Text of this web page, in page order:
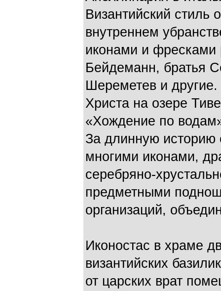
Византийский стиль
внутреннем
иконами и фресками
Бейдеманн, братья
Шереметев и
Христа на озере
«Хождение по
За длинную историю
многими иконами,
серебряно-
предметными
организаций,
Иконостас в храме
византийских
от царских врат